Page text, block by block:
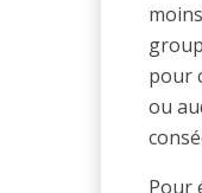
pour
ou
Pour